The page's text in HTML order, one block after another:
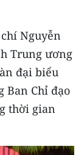
Nguyễn
Trung ương
đại biểu
Ban Chỉ đạo
thời gian